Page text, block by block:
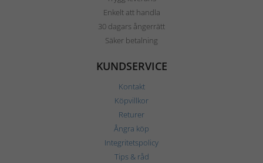
Enkelt att handla
30 dagars ångerrätt
Säker betalning
KUNDSERVICE
Kontakt
Köpvillkor
Returer
Ångra köp
Integritetspolicy
Tips & råd